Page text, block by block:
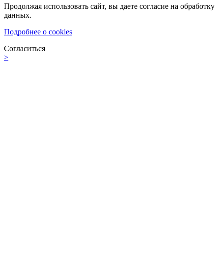
Продолжая использовать сайт, вы даете согласие на обработку
данных.
Подробнее о cookies
Согласиться
>